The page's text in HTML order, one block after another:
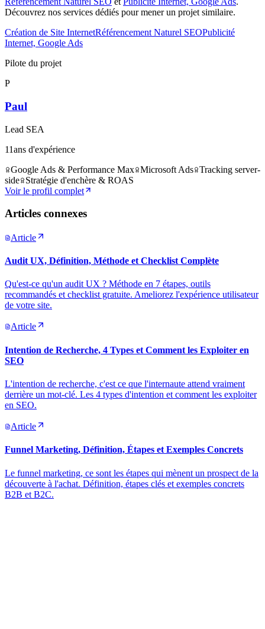
Découvrez nos services dédiés pour mener un projet similaire.
Création de Site InternetRéférencement Naturel SEOPublicité
Internet, Google Ads
Pilote du projet
P
Paul
Lead SEA
11ans d'expérience
Google Ads & Performance Max Microsoft Ads Tracking server-
side
Stratégie d'enchère & ROAS
Voir le profil complet
Articles connexes
Article
Audit UX, Définition, Méthode et Checklist Complète
Qu'est-ce qu'un audit UX ? Méthode en 7 étapes, outils
recommandés et checklist gratuite. Ameliorez l'expérience utilisateur
de votre site.
Article
Intention de Recherche, 4 Types et Comment les Exploiter en
SEO
L'intention de recherche, c'est ce que l'internaute attend vraiment
derrière un mot-clé. Les 4 types d'intention et comment les exploiter
en SEO.
Article
Funnel Marketing, Définition, Étapes et Exemples Concrets
Le funnel marketing, ce sont les étapes qui mènent un prospect de la
découverte à l'achat. Définition, étapes clés et exemples concrets
B2B et B2C.